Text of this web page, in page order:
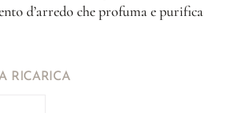
d’arredo che profuma e purifica
RICARICA